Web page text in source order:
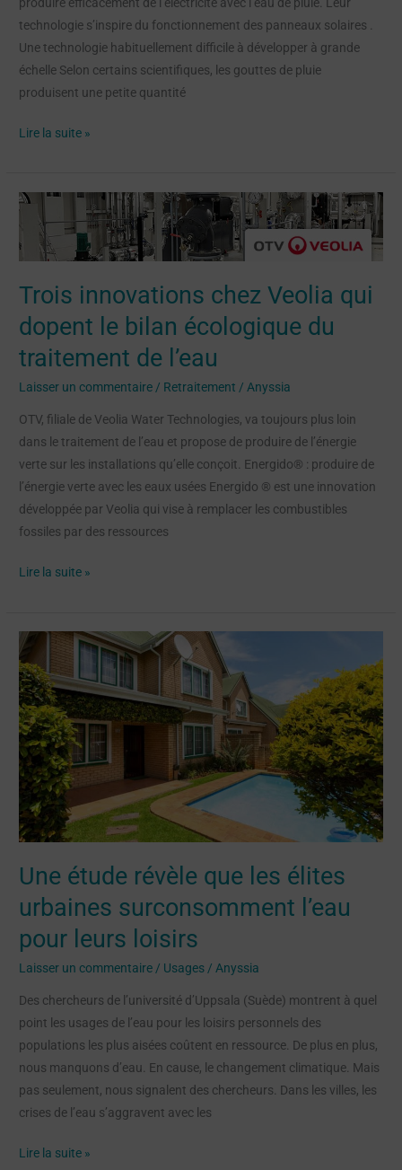
technologie s’inspire du fonctionnement des panneaux solaires .
Une technologie habituellement difficile à développer à grande
échelle Selon certains scientifiques, les gouttes de pluie
produisent une petite quantité
Lire la suite »
Trois innovations chez Veolia qui
dopent le bilan écologique du
traitement de l’eau
Laisser un commentaire/ Retraitement /Anyssia
OTV, filiale de Veolia Water Technologies, va toujours plus loin
dans le traitement de l’eau et propose de produire de l’énergie
verte sur les installations qu’elle conçoit. Energido® : produire de
l’énergie verte avec les eaux usées Energido ® est une innovation
développée par Veolia qui vise à remplacer les combustibles
fossiles par des ressources
Trois
innovations
chez
qui
dopent
le
bilan
écologique
traitement
de
l’eau
Lire la suite »
Une étude révèle que les élites
urbaines surconsomment l’eau
pour leurs loisirs
Laisser un commentaire / Usages / Anyssia
Des chercheurs de l’université d’Uppsala (Suède) montrent à quel
point les usages de l’eau pour les loisirs personnels des
populations les plus aisées coûtent en ressource. De plus en plus,
nous manquons d’eau. En cause, le changement climatique. Mais
pas seulement, nous signalent des chercheurs. Dans les villes, les
crises de l’eau s’aggravent avec les
Une
étude
révèle
que
les
élites
urbaines
surconsomment
l’eau
pour
leurs
loisirs
Lire la suite »